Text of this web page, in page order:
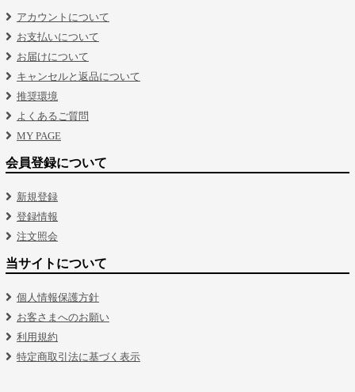
アカウントについて
お支払いについて
お届けについて
キャンセルと返品について
推奨環境
よくあるご質問
MY PAGE
会員登録について
新規登録
登録情報
注文照会
当サイトについて
個人情報保護方針
お客さまへのお願い
利用規約
特定商取引法に基づく表示